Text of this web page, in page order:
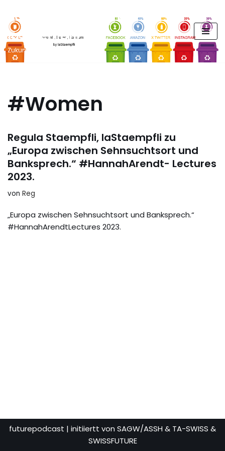
Zum
Inhalt
springen
FUTURE PODCAST by
laStaempfli
Zukunft, Daten, Konsum
#Women
Regula Staempfli, laStaempfli zu
„Europa zwischen Sehnsuchtsort und
Banksprech.“ #HannahArendt- Lectures
2023.
von Reg
„Europa zwischen Sehnsuchtsort und Banksprech.“
#HannahArendtLectures 2023.
futurepodcast | initiiertt von SAGW/ASSH & TA-SWISS &
SWISSFUTURE